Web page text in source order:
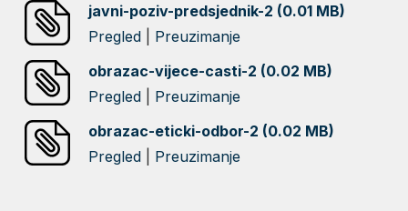
javni-poziv-predsjednik-2 (0.01 MB)
Pregled
Preuzimanje
obrazac-vijece-casti-2 (0.02 MB)
Pregled
Preuzimanje
obrazac-eticki-odbor-2 (0.02 MB)
Pregled
Preuzimanje